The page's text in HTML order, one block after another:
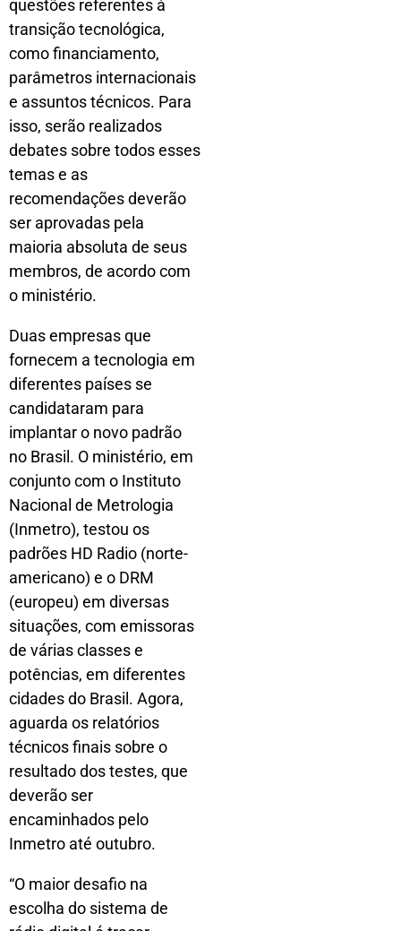
questões referentes à
transição tecnológica,
como financiamento,
parâmetros internacionais
e assuntos técnicos. Para
isso, serão realizados
debates sobre todos esses
temas e as
recomendações deverão
ser aprovadas pela
maioria absoluta de seus
membros, de acordo com
o ministério.
Duas empresas que
fornecem a tecnologia em
diferentes países se
candidataram para
implantar o novo padrão
no Brasil. O ministério, em
conjunto com o Instituto
Nacional de Metrologia
(Inmetro), testou os
padrões HD Radio (norte-
americano) e o DRM
(europeu) em diversas
situações, com emissoras
de várias classes e
potências, em diferentes
cidades do Brasil. Agora,
aguarda os relatórios
técnicos finais sobre o
resultado dos testes, que
deverão ser
encaminhados pelo
Inmetro até outubro.
“O maior desafio na
escolha do sistema de